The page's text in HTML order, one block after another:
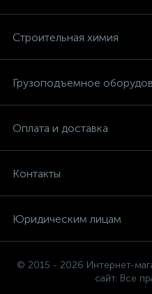
Строительная химия
Грузоподъемное
Оплата и доставка
Контакты
Юридическим лицам
© 2015 - 2026 Интернет-
сайт. Все